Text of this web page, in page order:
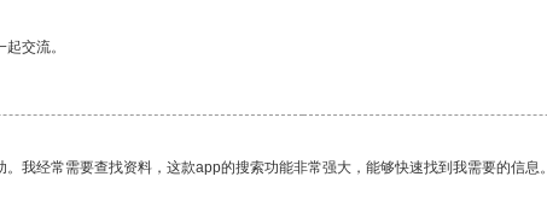
交流。
我经常需要查找资料，这款app的搜索功能非常强大，能够快速找到我需要的信息。